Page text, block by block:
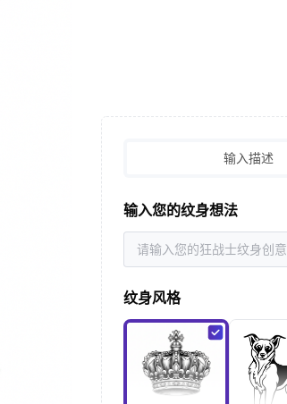
输入描述
输入您的纹身想法
纹身风格